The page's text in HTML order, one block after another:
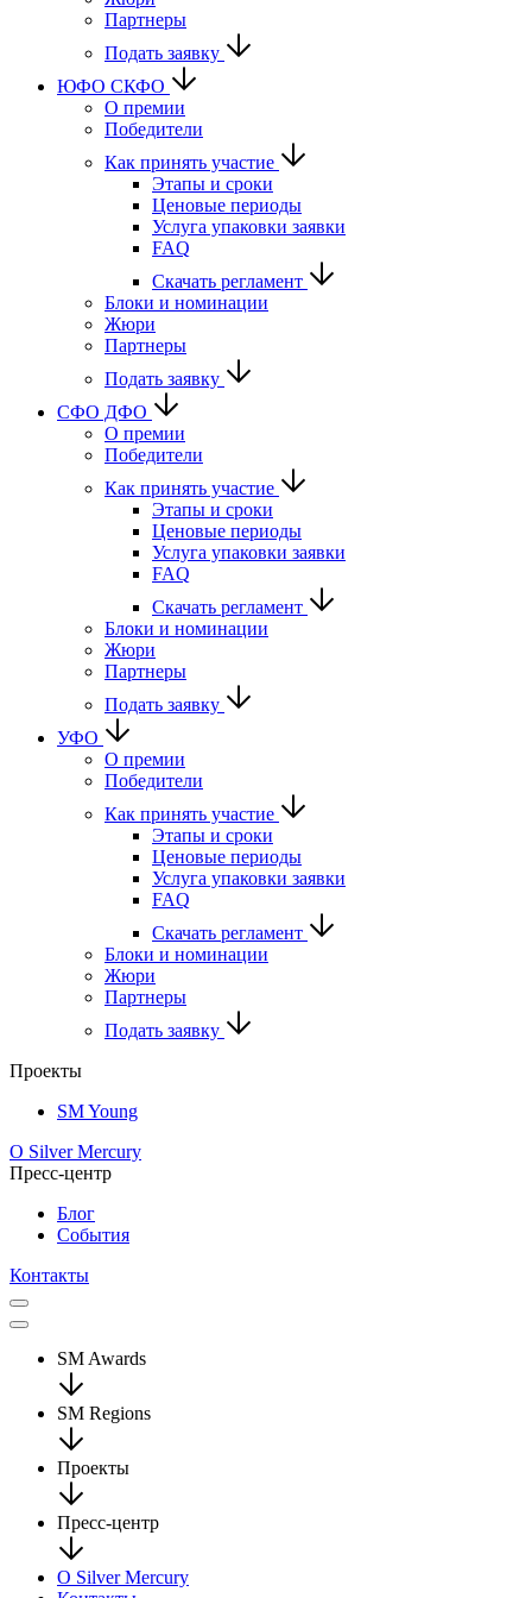
Партнеры
Подать заявку
ЮФО СКФО
О премии
Победители
Как принять участие
Этапы и сроки
Ценовые периоды
Услуга упаковки заявки
FAQ
Скачать регламент
Блоки и номинации
Жюри
Партнеры
Подать заявку
CФО ДФО
О премии
Победители
Как принять участие
Этапы и сроки
Ценовые периоды
Услуга упаковки заявки
FAQ
Скачать регламент
Блоки и номинации
Жюри
Партнеры
Подать заявку
УФО
О премии
Победители
Как принять участие
Этапы и сроки
Ценовые периоды
Услуга упаковки заявки
FAQ
Скачать регламент
Блоки и номинации
Жюри
Партнеры
Подать заявку
Проекты
SM Young
О Silver Mercury
Пресс-центр
Блог
События
Контакты
SM Awards
SM Regions
Проекты
Пресс-центр
О Silver Mercury